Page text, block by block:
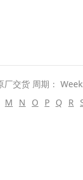
厂交货 周期：
M N O P Q R